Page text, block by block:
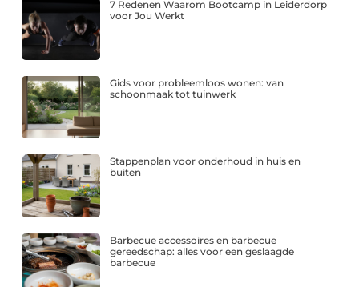
7 Redenen Waarom Bootcamp in Leiderdorp
voor Jou Werkt
Gids voor probleemloos wonen: van
schoonmaak tot tuinwerk
Stappenplan voor onderhoud in huis en
buiten
Barbecue accessoires en barbecue
gereedschap: alles voor een geslaagde
barbecue